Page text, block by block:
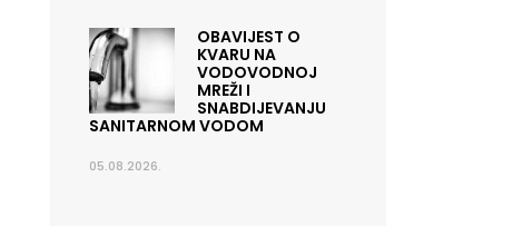
OBAVIJEST O
KVARU NA
VODOVODNOJ
MREŽI I
SNABDIJEVANJU
SANITARNOM VODOM
05.08.2026.